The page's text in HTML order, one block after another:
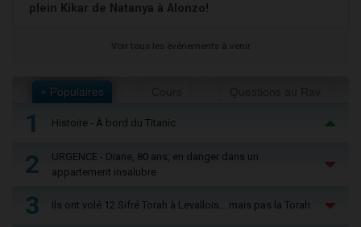
plein Kikar de Natanya à Alonzo!
Voir tous les événements à venir
+ Populaires
1 Histoire - À bord du Titanic
2
URGENCE - Diane, 80 ans, en danger dans un
appartement insalubre
3 Ils ont volé 12 Sifré Torah à Levallois… mais pas la Torah